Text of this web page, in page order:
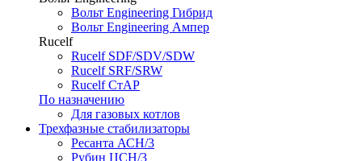
Вольт Engineering Гибрид
Вольт Engineering Ампер
Rucelf
Rucelf SDF/SDV/SDW
Rucelf SRF/SRW
Rucelf СтАР
По назначению
Для газовых котлов
Трехфазные стабилизаторы
Ресанта АСН/3
Рубин ЦСН/3